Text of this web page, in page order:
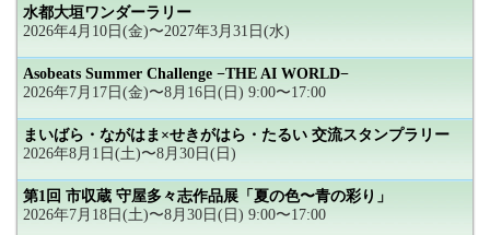
水都大垣ワンダーラリー
2026年4月10日(金)〜2027年3月31日(水)
Asobeats Summer Challenge −THE AI WORLD−
2026年7月17日(金)〜8月16日(日) 9:00〜17:00
まいばら・ながはま×せきがはら・たるい 交流スタンプラリー
2026年8月1日(土)〜8月30日(日)
第1回 市収蔵 守屋多々志作品展「夏の色〜青の彩り」
2026年7月18日(土)〜8月30日(日) 9:00〜17:00